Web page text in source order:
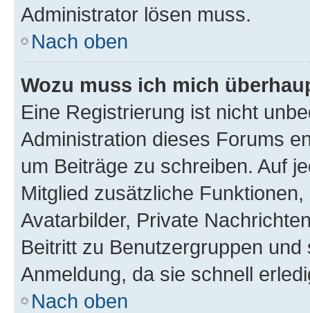
Administrator lösen muss.
Nach oben
Wozu muss ich mich
Eine Registrierung ist nicht
Administration dieses Forums
um Beiträge zu schreiben. Auf
Mitglied zusätzliche
Avatarbilder, Private
Beitritt zu Benutzergruppen
Anmeldung, da sie schnell
Nach oben